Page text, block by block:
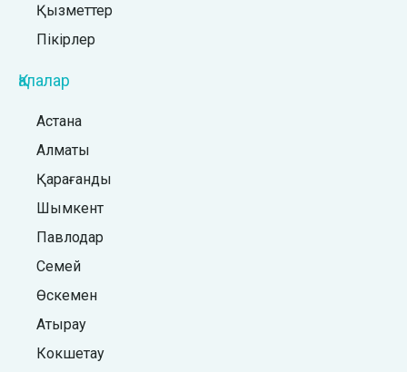
Қызметтер
Пікірлер
Қалалар
Астана
Алматы
Қарағанды
Шымкент
Павлодар
Семей
Өскемен
Атырау
Кокшетау